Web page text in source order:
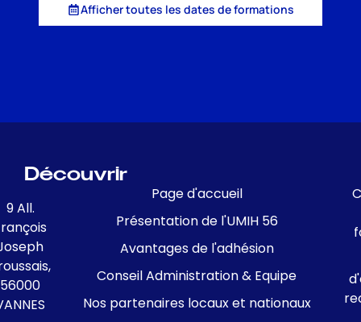
Afficher toutes les dates de formations
9 All.
56000
Découvrir
Page d'accueil
Présentation de l'UMIH 56
Avantages de l'adhésion
Conseil Administration & Equipe
Nos partenaires locaux et nationaux